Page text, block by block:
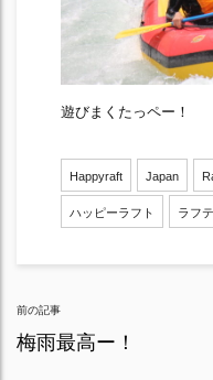
遊びまくたっペー！
Happyraft Japan
ハッピーラフト ラフ
Post
navigation
前の記事
梅雨最高ー！